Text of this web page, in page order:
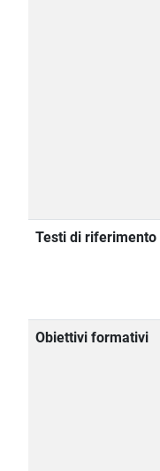
Testi di riferimento
Obiettivi formativi